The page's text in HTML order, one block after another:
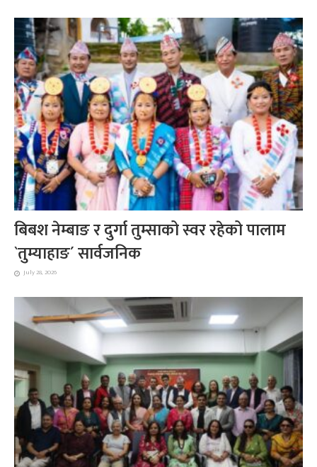
बिबश नेम्बाङ र दुर्गा तुम्साको स्वर रहेको पालाम
`तुम्याहाङ´ सार्वजनिक
July 28, 2026